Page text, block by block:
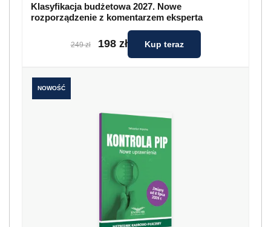
Klasyfikacja budżetowa 2027. Nowe
rozporządzenie z komentarzem eksperta
249 zł 198 zł Kup teraz
NOWOŚĆ